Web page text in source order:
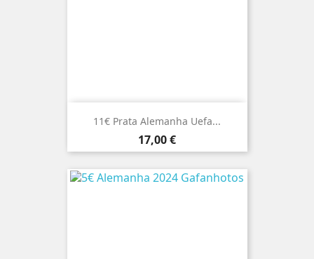
11€ Prata Alemanha Uefa...
Preço
17,00 €